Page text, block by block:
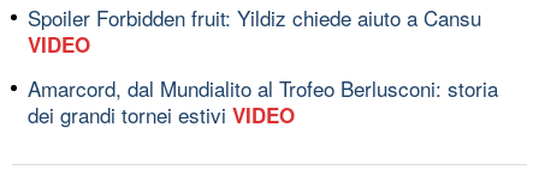
Spoiler Forbidden fruit: Yildiz chiede aiuto a Cansu
VIDEO
Amarcord, dal Mundialito al Trofeo Berlusconi: storia
dei grandi tornei estivi VIDEO